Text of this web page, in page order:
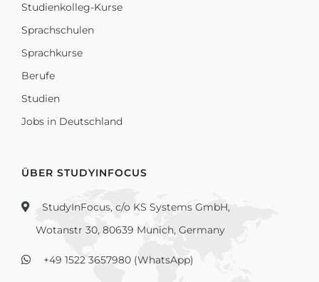
Studienkolleg-Kurse
Sprachschulen
Sprachkurse
Berufe
Studien
Jobs in Deutschland
ÜBER STUDYINFOCUS
StudyInFocus, c/o KS Systems GmbH,
Wotanstr 30, 80639 Munich, Germany
+49 1522 3657980 (WhatsApp)